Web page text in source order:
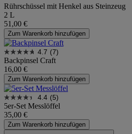
Rührschüssel mit Henkel aus Steinzeug
2 L
51,00 €
Zum Warenkorb hinzufügen
4.7 (7)
Backpinsel Craft
16,00 €
Zum Warenkorb hinzufügen
4.4 (5)
5er-Set Messlöffel
35,00 €
Zum Warenkorb hinzufügen